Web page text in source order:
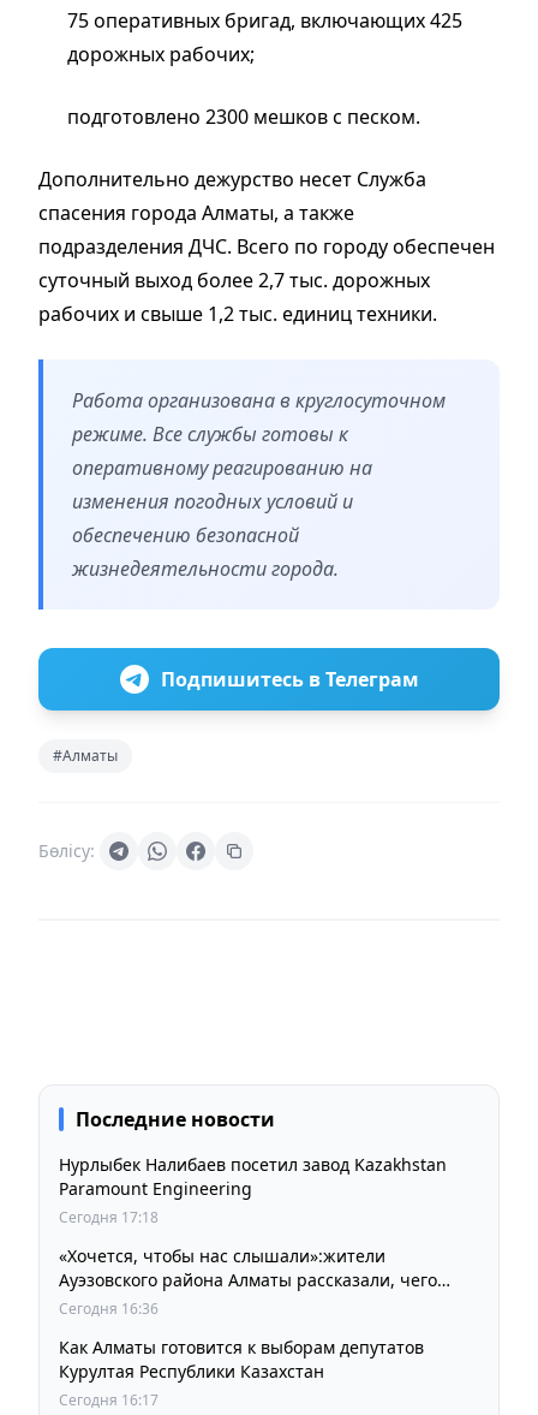
75 оперативных бригад, включающих 425
дорожных рабочих;
подготовлено 2300 мешков с песком.
Дополнительно дежурство несет Служба
спасения города Алматы, а также
подразделения ДЧС. Всего по городу обеспечен
суточный выход более 2,7 тыс. дорожных
рабочих и свыше 1,2 тыс. единиц техники.
Работа организована в круглосуточном
режиме. Все службы готовы к
оперативному реагированию на
изменения погодных условий и
обеспечению безопасной
жизнедеятельности города.
Подпишитесь в Телеграм
#Алматы
Бөлісу:
Последние новости
Нурлыбек Налибаев посетил завод Kazakhstan
Paramount Engineering
Сегодня 17:18
«Хочется, чтобы нас слышали»:жители
Ауэзовского района Алматы рассказали, чего
ждут от выборов депутатов Курултая
Сегодня 16:36
Как Алматы готовится к выборам депутатов
Курултая Республики Казахстан
Сегодня 16:17